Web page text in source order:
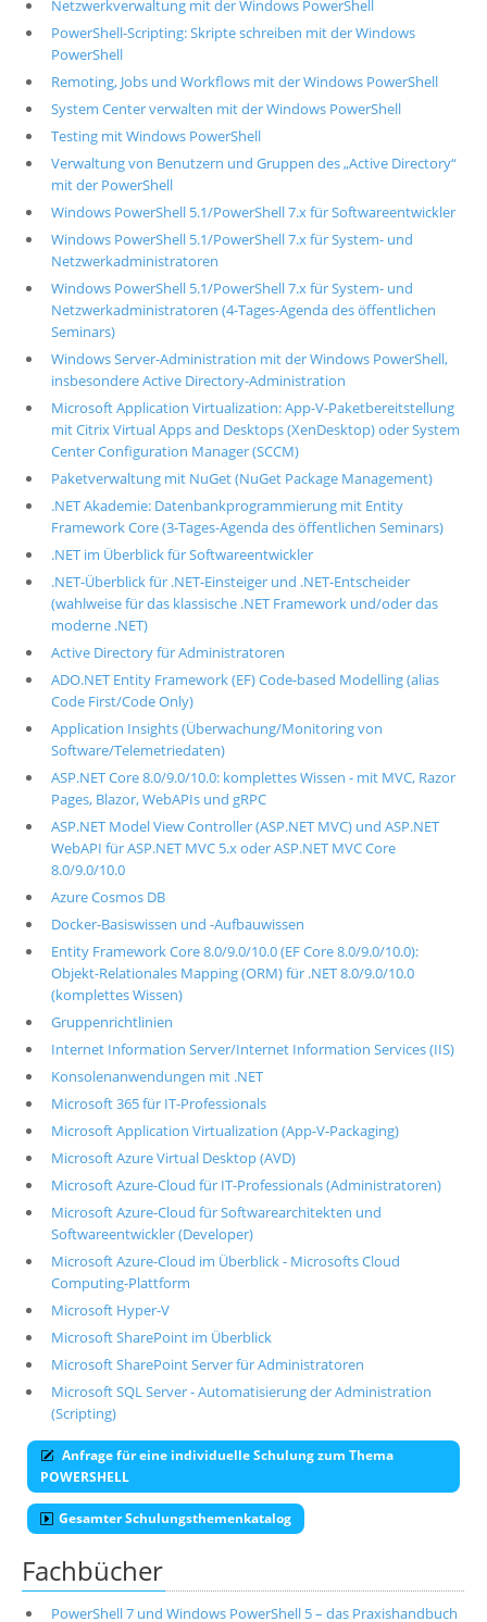
Netzwerkverwaltung mit der Windows PowerShell
PowerShell-Scripting: Skripte schreiben mit der Windows
PowerShell
Remoting, Jobs und Workflows mit der Windows PowerShell
System Center verwalten mit der Windows PowerShell
Testing mit Windows PowerShell
Verwaltung von Benutzern und Gruppen des „Active Directory“
mit der PowerShell
Windows PowerShell 5.1/PowerShell 7.x für Softwareentwickler
Windows PowerShell 5.1/PowerShell 7.x für System- und
Netzwerkadministratoren
Windows PowerShell 5.1/PowerShell 7.x für System- und
Netzwerkadministratoren (4-Tages-Agenda des öffentlichen
Seminars)
Windows Server-Administration mit der Windows PowerShell,
insbesondere Active Directory-Administration
Microsoft Application Virtualization: App-V-Paketbereitstellung
mit Citrix Virtual Apps and Desktops (XenDesktop) oder System
Center Configuration Manager (SCCM)
Paketverwaltung mit NuGet (NuGet Package Management)
.NET Akademie: Datenbankprogrammierung mit Entity
Framework Core (3-Tages-Agenda des öffentlichen Seminars)
.NET im Überblick für Softwareentwickler
.NET-Überblick für .NET-Einsteiger und .NET-Entscheider
(wahlweise für das klassische .NET Framework und/oder das
moderne .NET)
Active Directory für Administratoren
ADO.NET Entity Framework (EF) Code-based Modelling (alias
Code First/Code Only)
Application Insights (Überwachung/Monitoring von
Software/Telemetriedaten)
ASP.NET Core 8.0/9.0/10.0: komplettes Wissen - mit MVC, Razor
Pages, Blazor, WebAPIs und gRPC
ASP.NET Model View Controller (ASP.NET MVC) und ASP.NET
WebAPI für ASP.NET MVC 5.x oder ASP.NET MVC Core
8.0/9.0/10.0
Azure Cosmos DB
Docker-Basiswissen und -Aufbauwissen
Entity Framework Core 8.0/9.0/10.0 (EF Core 8.0/9.0/10.0):
Objekt-Relationales Mapping (ORM) für .NET 8.0/9.0/10.0
(komplettes Wissen)
Gruppenrichtlinien
Internet Information Server/Internet Information Services (IIS)
Konsolenanwendungen mit .NET
Microsoft 365 für IT-Professionals
Microsoft Application Virtualization (App-V-Packaging)
Microsoft Azure Virtual Desktop (AVD)
Microsoft Azure-Cloud für IT-Professionals (Administratoren)
Microsoft Azure-Cloud für Softwarearchitekten und
Softwareentwickler (Developer)
Microsoft Azure-Cloud im Überblick - Microsofts Cloud
Computing-Plattform
Microsoft Hyper-V
Microsoft SharePoint im Überblick
Microsoft SharePoint Server für Administratoren
Microsoft SQL Server - Automatisierung der Administration
(Scripting)
Anfrage für eine individuelle Schulung zum Thema
POWERSHELL
Gesamter Schulungsthemenkatalog
Fachbücher
PowerShell 7 und Windows PowerShell 5 – das Praxishandbuch